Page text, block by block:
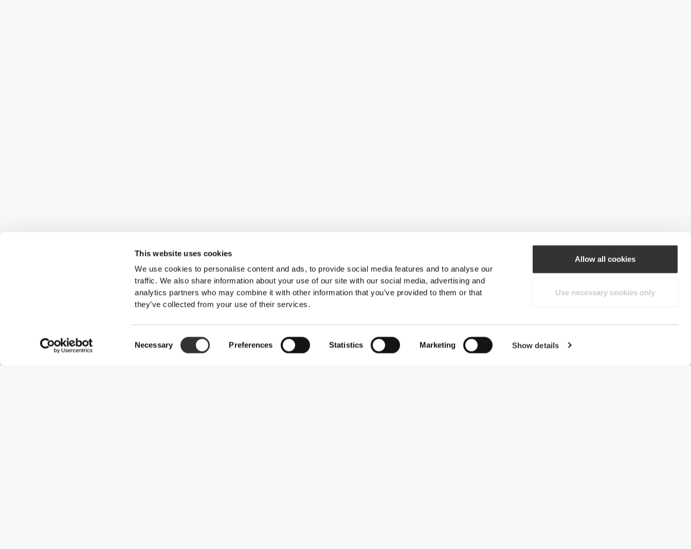
This website uses cookies
We use cookies to personalise content and ads, to provide social media features and to analyse our
traffic. We also share information about your use of our site with our social media, advertising and
analytics partners who may combine it with other information that you’ve provided to them or that
they’ve collected from your use of their services.
Selection
Necessary Preferences Statistics Marketing Show details
Allow all cookies
Use necessary cookies only